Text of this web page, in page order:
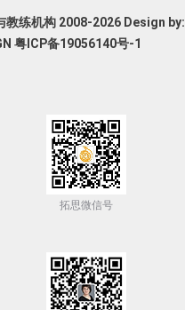
教练机构 2008-2026 Design by:
粤ICP备19056140号-1
拓思微信号